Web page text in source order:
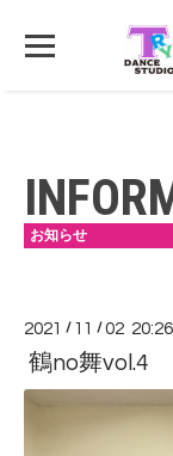
お知らせ
2021 / 11 /02 20:26
鶴no舞vol.4